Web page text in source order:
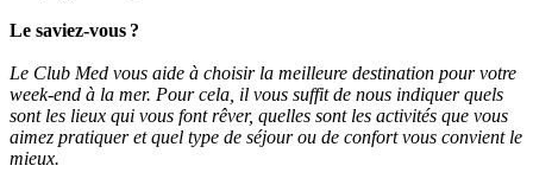
Le saviez-vous ?
Le Club Med vous aide à choisir la meilleure destination pour votre
week-end à la mer. Pour cela, il vous suffit de nous indiquer quels
sont les lieux qui vous font rêver, quelles sont les activités que vous
aimez pratiquer et quel type de séjour ou de confort vous convient le
mieux.